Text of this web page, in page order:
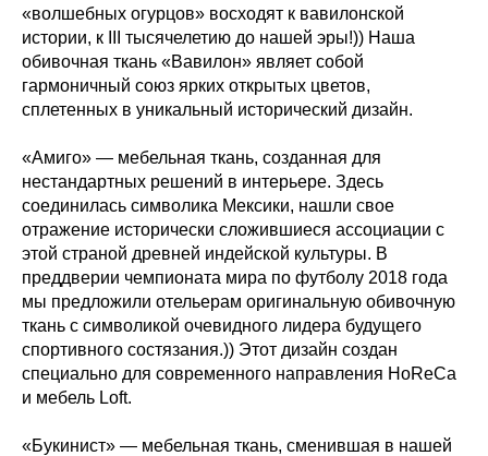
«волшебных огурцов» восходят к вавилонской
истории, к III тысячелетию до нашей эры!)) Наша
обивочная ткань «Вавилон» являет собой
гармоничный союз ярких открытых цветов,
сплетенных в уникальный исторический дизайн.
«Амиго» — мебельная ткань, созданная для
нестандартных решений в интерьере. Здесь
соединилась символика Мексики, нашли свое
отражение исторически сложившиеся ассоциации с
этой страной древней индейской культуры. В
преддверии чемпионата мира по футболу 2018 года
мы предложили отельерам оригинальную обивочную
ткань с символикой очевидного лидера будущего
спортивного состязания.)) Этот дизайн создан
специально для современного направления HoReCa
и мебель Loft.
«Букинист» — мебельная ткань, сменившая в нашей